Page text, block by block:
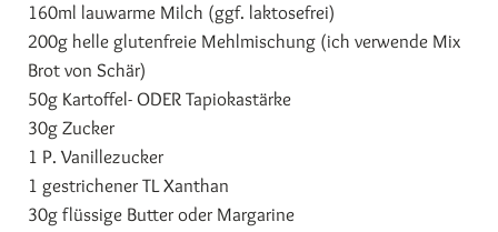
160ml lauwarme Milch (ggf. laktosefrei)
200g helle glutenfreie Mehlmischung (ich verwende Mix
Brot von Schär)
50g Kartoffel- ODER Tapiokastärke
30g Zucker
1 P. Vanillezucker
1 gestrichener TL Xanthan
30g flüssige Butter oder Margarine